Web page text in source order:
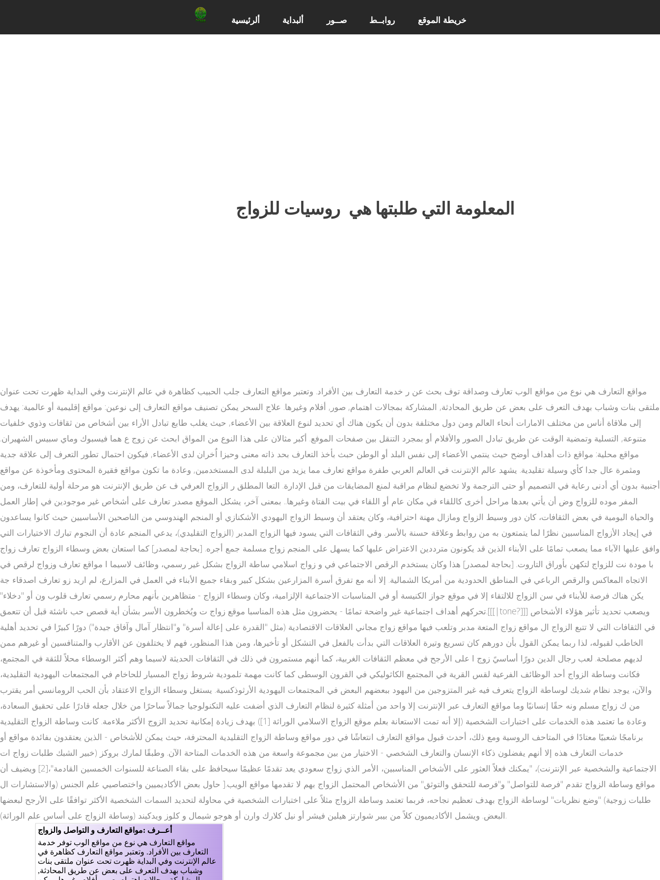
ألرئيسية ألبداية صــور روابــط خريطة الموقع
المعلومة التي طلبتها هي روسيات للزواج
مواقع التعارف هي نوع من مواقع الوب تعارف وصداقة توف بحث عن ر خدمة التعارف بين الأفراد. وتعتبر مواقع التعارف جلب الحبيب كظاهرة في عالم الإنترنت وفي البداية ظهرت تحت عنوان
ملتقى بنات وشباب بهدف التعرف على بعض عن طريق المحادثة, المشاركة بمجالات اهتمام, صور, أفلام وغيرها. علاج السحر يمكن تصنيف مواقع التعارف إلى نوعين: مواقع إقليمية أو عالمية: يهدف
إلى ملاقاة أناس من مختلف الامارات أنحاء العالم ومن دول مختلفة بدون أن يكون هناك أي تحديد لنوع العلاقة بين الأعضاء, حيث يغلب طابع تبادل الأراء بين أشخاص من ثقافات وذوي خلفيات
متنوعة, التسلية وتمضية الوقت عن طريق تبادل الصور والأفلام أو بمجرد التنقل بين صفحات الموفع. أكبر مثالان على هذا النوع من المواق ابحث عن زوج ع هما فيسبوك وماي سبيس الشهيران.
مواقع محلية: مواقع ذات أهداف أوضح حيث ينتمي الأعضاء إلى نفس البلد أو الوطن حبث بأخذ التعارف بحد ذاته معنى وحيزا اٌخران لدى الأعضاء, فيكون احتمال تطور التعرف إلى علاقة جدية
ومثمرة عال جدا كأي وسيلة تقليدية. يشهد عالم الإنترنت في العالم العربي طفرة مواقع تعارف مما يزيد من البلبلة لدى المستخدمين, وعادة ما تكون مواقع فقيرة المحتوى ومأخوذة عن مواقع
أجنبية بدون أي أدنى رعاية في التصميم أو حتى الترجمة ولا تخضع لنظام مراقبة لمنع المضايقات من قبل الإدارة. التعا المطلق ر الزواج العرفي ف عن طريق الإنترنت هو مرحلة أولية للتعارف، ومن
المفر موده للزواج وض أن يأتي بعدها مراحل أخرى كاللقاء في مكان عام أو اللقاء في بيت الفتاة وغيرها.. بمعنى آخر، يشكل الموقع مصدر تعارف على أشخاص غير موجودين في إطار العمل
والحياة اليومية في بعض الثقافات، كان دور وسيط الزواج ومازال مهنة احترافية، وكان يعتقد أن وسيط الزواج اليهودي الأشكنازي أو المنجم الهندوسي من الناصحين الأساسيين حيث كانوا يساعدون
في إيجاد الأزواج المناسبين نظرًا لما يتمتعون به من روابط وعلاقة حسنة بالأسر. وفي الثقافات التي يسود فيها الزواج المدبر (الزواج التقليدي)، يدعي المنجم عادة أن النجوم تبارك الاختيارات التي
وافق عليها الآباء مما يصعب تمامًا على الأبناء الذين قد يكونون مترددين الاعتراض عليها كما يسهل على المنجم زواج مسلمة جمع أجره. [بحاجة لمصدر] كما استعان بعض وسطاء الزواج تعارف زواج
با مودة نت للزواج لتكهن بأوراق التاروت. [بحاجة لمصدر] هذا وكان يستخدم الرقص الاجتماعي في و زواج اسلامي ساطة الزواج بشكل غير رسمي، وظائف لاسيما ا مواقع تعارف وزواج لرقص في
الاتجاه المعاكس والرقص الرباعي في المناطق الحدودية من أمريكا الشمالية. إلا أنه مع تفرق أسرة المزارعين بشكل كبير وبقاء جميع الأبناء في العمل في المزارع، لم اريد زو تعارف اصدقاء جة
يكن هناك فرصة للأبناء في سن الزواج للالتقاء إلا في موقع جواز الكنيسة أو في المناسبات الاجتماعية الإلزامية، وكان وسطاء الزواج - متظاهرين بأنهم محارم رسمي تعارف قلوب ون أو "دخلاء"
تحركهم أهداف اجتماعية غير واضحة تمامًا - يحضرون مثل هذه المناسبا موقع زواج ت ويُخطرون الأسر بشأن أية قصص حب ناشئة قبل أن تتعمق.[[[|tone?]]] ويصعب تحديد تأثير هؤلاء الأشخاص
في الثقافات التي لا تتبع الزواج ال مواقع زواج المتعة مدبر وتلعب فيها مواقع زواج مجاني العلاقات الاقتصادية (مثل "القدرة على إعالة أسرة" و"انتظار آمال وآفاق جيدة") دورًا كبيرًا في تحديد أهلية
الخاطب لقبوله، لذا ربما يمكن القول بأن دورهم كان تسريع وتيرة العلاقات التي بدأت بالفعل في التشكل أو تأخيرها، ومن هذا المنظور، فهم لا يختلفون عن الأقارب والمتنافسين أو غيرهم ممن
لديهم مصلحة. لعب رجال الدين دورًا أساسيً زوج ا على الأرجح في معظم الثقافات الغربية، كما أنهم مستمرون في ذلك في الثقافات الحديثة لاسيما وهم أكثر الوسطاء محلاً للثقة في المجتمع،
فكانت وساطة الزواج أحد الوظائف الفرعية لقس القرية في المجتمع الكاثوليكي في القرون الوسطى كما كانت مهمة تلمودية شروط زواج المسيار للحاخام في المجتمعات اليهودية التقليدية،
والآن، يوجد نظام شديك لوساطة الزواج يتعرف فيه غير المتزوجين من اليهود ببعضهم البعض في المجتمعات اليهودية الأرثوذكسية. يستغل وسطاء الزواج الاعتقاد بأن الحب الرومانسي أمر يقترب
من ك زواج مسلم ونه حقًا إنسانيًا وما مواقع التعارف عبر الإنترنت إلا واحد من أمثلة كثيرة لنظام التعارف الذي أضفت عليه التكنولوجيا جمالاً ساحرًا من خلال جعله قادرًا على تحقيق السعادة،
وعادة ما تعتمد هذه الخدمات على اختبارات الشخصية (إلا أنه تمت الاستعانة بعلم موقع الزواج الاسلامي الوراثة [1]) بهدف زيادة إمكانية تحديد الزوج الأكثر ملاءمة. كانت وساطة الزواج التقليدية
برنامجًا شعبيًا معتادًا في المتاحف الروسية ومع ذلك، أحدث قبول مواقع التعارف انتعاشًا في دور مواقع وساطة الزواج التقليدية المحترفة، حيث يمكن للأشخاص - الذين يعتقدون بفائدة مواقع أو
خدمات التعارف هذه إلا أنهم يفضلون ذكاء الإنسان والتعارف الشخصي - الاختيار من بين مجموعة واسعة من هذه الخدمات المتاحة الآن. وطبقًا لمارك بروكز (خبير الشبك طلبات زواج ات
الاجتماعية والشخصية عبر الإنترنت)، "يمكنك فعلاً العثور على الأشخاص المناسبين، الأمر الذي زواج سعودي يعد تقدمًا عظيمًا سيحافظ على بقاء الصناعة للسنوات الخمسين القادمة"،[2] ويضيف أن
مواقع وساطة الزواج تقدم "فرصة للتواصل" و"فرصة للتحقق والتوثق" من الأشخاص المحتمل الزواج بهم لا تقدمها مواقع الويب.[ حاول بعض الأكاديميين واختصاصيي علم الجنس (والاستشارات ال
طلبات زوجية) "وضع نظريات" لوساطة الزواج بهدف تعظيم نجاحه، فربما تعتمد وساطة الزواج مثلاً على اختبارات الشخصية في محاولة لتحديد السمات الشخصية الأكثر توافقًا على الأرجح لبعضها
البعض. ويشمل الأكاديميون كلاً من بيبر شوارتز هيلين فيشر أو نيل كلارك وارن أو هوجو شيمال و كلوز ويدكيند (وساطة الزواج على أساس علم الوراثة).